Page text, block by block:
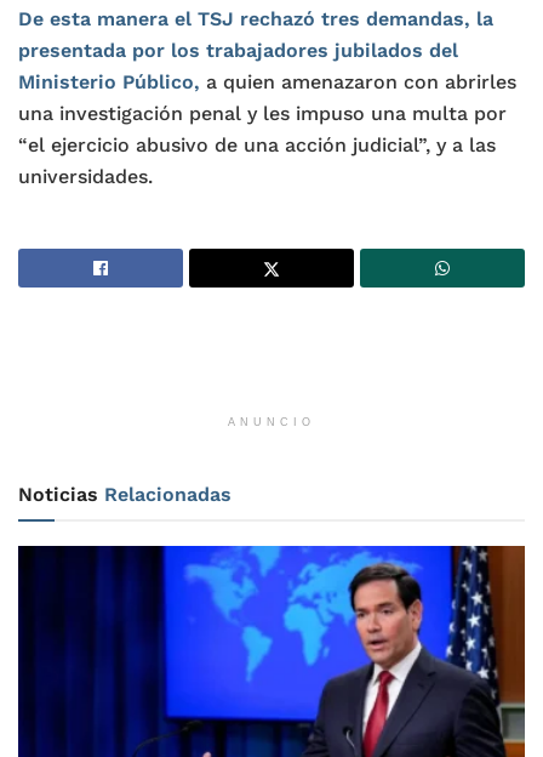
De esta manera el TSJ rechazó tres demandas, la
presentada por los trabajadores jubilados del
Ministerio Público, a quien amenazaron con abrirles
una investigación penal y les impuso una multa por
“el ejercicio abusivo de una acción judicial”, y a las
universidades.
ANUNCIO
Noticias Relacionadas